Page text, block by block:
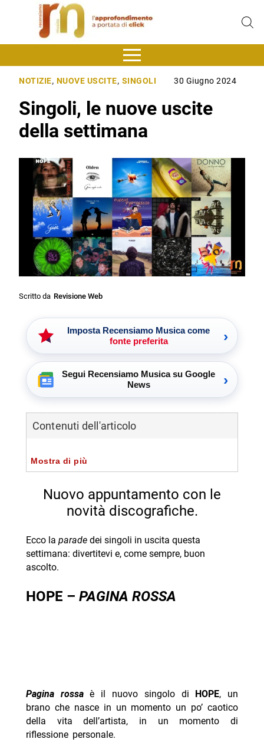
NOTIZIE, NUOVE USCITE, SINGOLI 30 Giugno 2024
Singoli, le nuove uscite
della settimana
Scritto da Revisione Web
Imposta Recensiamo Musica come
fonte preferita
›
Segui Recensiamo Musica su Google
News
›
Contenuti dell'articolo
Mostra di più
Nuovo appuntamento con le
novità discografiche.
Ecco la paradedei singoli in uscita questa
settimana: divertitevi e, come sempre, buon
ascolto.
HOPE – PAGINA ROSSA
Pagina rossaè il nuovo singolo di HOPE, un
brano che nasce in un momento un po’ caotico
della vita dell’artista, in un momento di
riflessione personale.